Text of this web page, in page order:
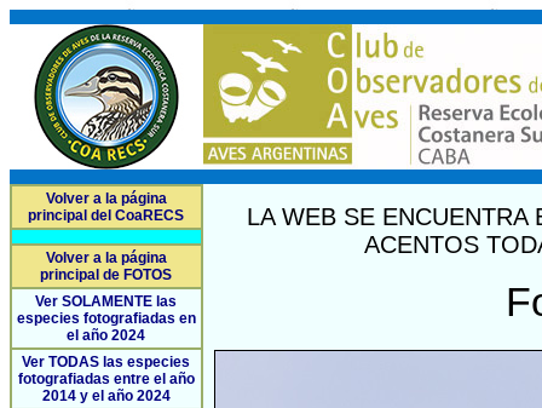
Volver a la página
principal del CoaRECS
Volver a la página
principal de FOTOS
Ver SOLAMENTE las
especies fotografiadas en
el año 2024
Ver TODAS las especies
fotografiadas entre el año
2014 y el año 2024
LA WEB SE
ACENTOS